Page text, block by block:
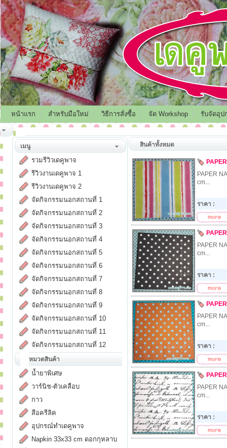
หน้าแรก สำหรับมือใหม่ วิธีการสั่งซื้อ จัด Workshop รับจัดอุป
เมนู
รวมรีวิวเดคูพาจ
รีวิวงานเดคูพาจ 1
รีวิวงานเดคูพาจ 2
จัดกิจกรรมนอกสถานที่ 1
จัดกิจกรรมนอกสถานที่ 2
จัดกิจกรรมนอกสถานที่ 3
จัดกิจกรรมนอกสถานที่ 4
จัดกิจกรรมนอกสถานที่ 5
จัดกิจกรรมนอกสถานที่ 6
จัดกิจกรรมนอกสถานที่ 7
จัดกิจกรรมนอกสถานที่ 8
จัดกิจกรรมนอกสถานที่ 9
จัดกิจกรรมนอกสถานที่ 10
จัดกิจกรรมนอกสถานที่ 11
จัดกิจกรรมนอกสถานที่ 12
หมวดสินค้า
น้ำยาพิเศษ
วาร์นิช-ตัวเคลือบ
กาว
สีอครีลิค
อุปกรณ์ทำเดคูพาจ
Napkin 33x33 cm ดอกกุหลาบ
สินค้าทั้งหมด
PAPER
cm...
ราคา :
PAPER
cm...
ราคา :
PAPER
cm...
ราคา :
PAPER
cm...
ราคา :